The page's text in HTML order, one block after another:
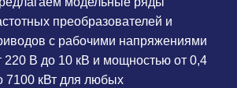
преобразователей и
с рабочими напряжениями
220 В до 10 кВ и мощностью от 0,4
7100 кВт для любых